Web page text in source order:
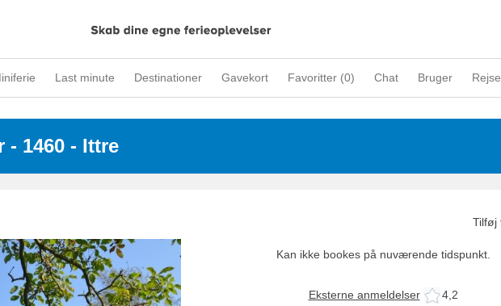
Last minute Destinationer Gavekort Favoritter (0) Chat Bruger
- 1460 - Ittre
Tilføj
Kan ikke bookes på nuværende tidspunkt.
Eksterne anmeldelser 4,2